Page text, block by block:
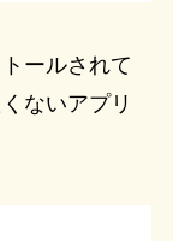
ールされて
ないアプリ